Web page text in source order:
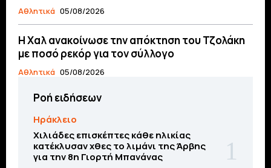
Αθλητικά 05/08/2026
Η Χαλ ανακοίνωσε την απόκτηση του Τζολάκη
με ποσό ρεκόρ για τον σύλλογο
Αθλητικά 05/08/2026
Ροή ειδήσεων
Ηράκλειο
Χιλιάδες επισκέπτες κάθε ηλικίας
κατέκλυσαν χθες το λιμάνι της Άρβης
για την 8η Γιορτή Μπανάνας